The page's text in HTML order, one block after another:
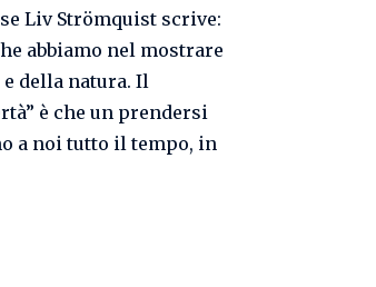
Liv Strömquist scrive:
abbiamo nel mostrare
della natura. Il
è che un prendersi
a noi tutto il tempo, in